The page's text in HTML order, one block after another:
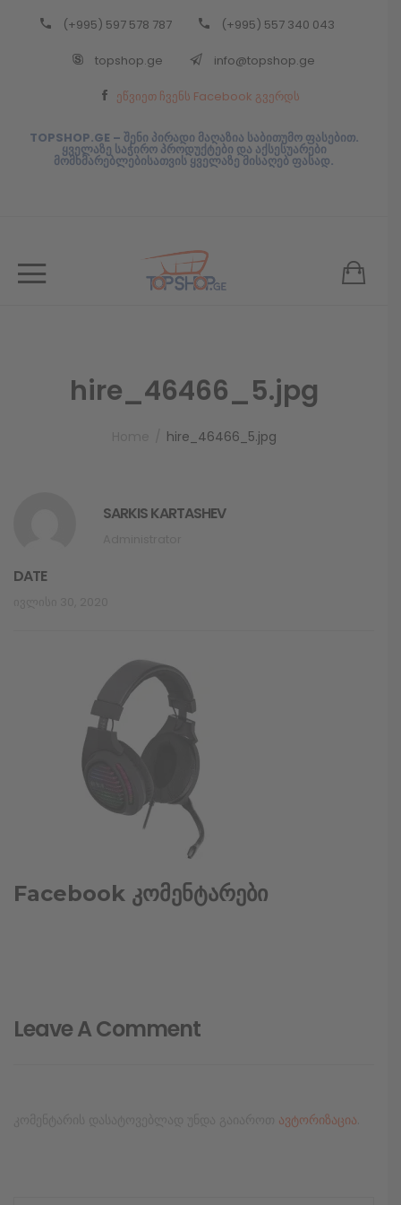
(+995) 597 578 787 (+995) 557 340 043
topshop.ge info@topshop.ge
ეწვიეთ ჩვენს Facebook გვერდს
TOPSHOP.GE – შენი პირადი მაღაზია საბითუმო ფასებით.
ყველაზე საჭირო პროდუქტები და აქსესუარები
მომხმარებლებისათვის ყველაზე მისაღებ ფასად.
hire_46466_5.jpg
hire_46466_5.jpg
SARKIS KARTASHEV
DATE
Facebook კომენტარები
Leave A Comment
ავტორიზაცია
Back